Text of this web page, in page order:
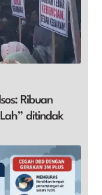
Ribuan
ditindak